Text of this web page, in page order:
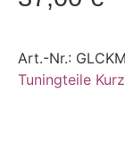
Art.-Nr.:
Tuningteile